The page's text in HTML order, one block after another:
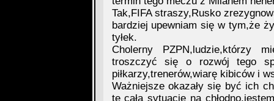
Tak,FIFA straszy,Rusko
bardziej upewniam się w tym,że
tyłek.
Cholerny PZPN,ludzie,którzy
troszczyć się o rozwój tego
piłkarzy,trenerów,wiarę kibiców i
Ważniejsze okazały się być ich
tę całą sytuację na